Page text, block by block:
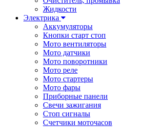
Жидкости
Электрика
Аккумуляторы
Кнопки старт стоп
Мото вентиляторы
Мото датчики
Мото поворотники
Мото реле
Мото стартеры
Мото фары
Приборные панели
Свечи зажигания
Стоп сигналы
Счетчики моточасов